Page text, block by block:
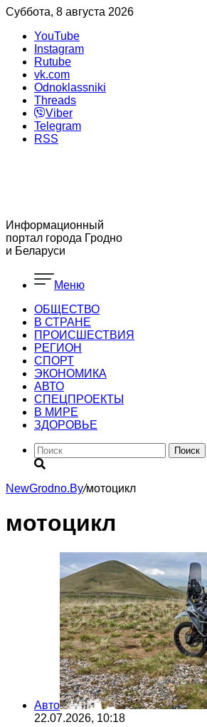
Суббота, 8 августа 2026
YouTube
Instagram
Rutube
vk.com
Odnoklassniki
Threads
Viber
Telegram
RSS
Информационный
портал города Гродно
и Беларуси
Меню
ОБЩЕСТВО
В СТРАНЕ
ПРОИСШЕСТВИЯ
РЕГИОН
CПОРТ
ЭКОНОМИКА
АВТО
СПЕЦПРОЕКТЫ
В МИРЕ
ЗДОРОВЬЕ
Поиск
NewGrodno.By/мотоцикл
мотоцикл
Авто
22.07.2026, 10:18